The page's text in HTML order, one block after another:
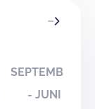
SEPTEMBER
- JUNI